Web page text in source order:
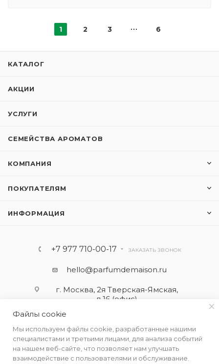
1 2 3 6
КАТАЛОГ
АКЦИИ
УСЛУГИ
СЕМЕЙСТВА АРОМАТОВ
КОМПАНИЯ
ПОКУПАТЕЛЯМ
ИНФОРМАЦИЯ
+7 977 710-00-17 ЗАКАЗАТЬ ЗВОНОК
hello@parfumdemaison.ru
г. Москва, 2я Тверская-Ямская,
д.16 (офис)
Файлы cookie
Мы используем файлы cookie, разработанные нашими
специалистами и третьими лицами, для анализа событий
на нашем веб-сайте, что позволяет нам улучшать
взаимодействие с пользователями и обслуживание.